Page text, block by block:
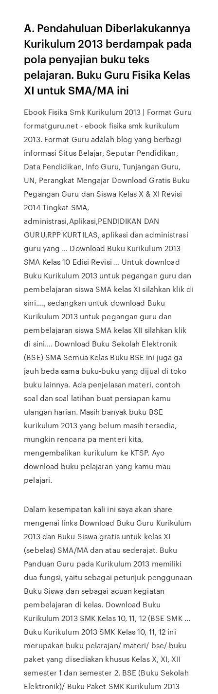
A. Pendahuluan Diberlakukannya
Kurikulum 2013 berdampak pada
pola penyajian buku teks
pelajaran. Buku Guru Fisika Kelas
XI untuk SMA/MA ini
Ebook Fisika Smk Kurikulum 2013 | Format Guru
formatguru.net - ebook fisika smk kurikulum
2013. Format Guru adalah blog yang berbagi
informasi Situs Belajar, Seputar Pendidikan,
Data Pendidikan, Info Guru, Tunjangan Guru,
UN, Perangkat Mengajar Download Gratis Buku
Pegangan Guru dan Siswa Kelas X & XI Revisi
2014 Tingkat SMA,
administrasi,Aplikasi,PENDIDIKAN DAN
GURU,RPP KURTILAS, aplikasi dan administrasi
guru yang … Download Buku Kurikulum 2013
SMA Kelas 10 Edisi Revisi ... Untuk download
Buku Kurikulum 2013 untuk pegangan guru dan
pembelajaran siswa SMA kelas XI silahkan klik di
sini…., sedangkan untuk download Buku
Kurikulum 2013 untuk pegangan guru dan
pembelajaran siswa SMA kelas XII silahkan klik
di sini…. Download Buku Sekolah Elektronik
(BSE) SMA Semua Kelas Buku BSE ini juga ga
jauh beda sama buku-buku yang dijual di toko
buku lainnya. Ada penjelasan materi, contoh
soal dan soal latihan buat persiapan kamu
ulangan harian. Masih banyak buku BSE
kurikulum 2013 yang belum masih tersedia,
mungkin rencana pa menteri kita,
mengembalikan kurikulum ke KTSP. Ayo
download buku pelajaran yang kamu mau
pelajari.
Dalam kesempatan kali ini saya akan share
mengenai links Download Buku Guru Kurikulum
2013 dan Buku Siswa gratis untuk kelas XI
(sebelas) SMA/MA dan atau sederajat. Buku
Panduan Guru pada Kurikulum 2013 memiliki
dua fungsi, yaitu sebagai petunjuk penggunaan
Buku Siswa dan sebagai acuan kegiatan
pembelajaran di kelas. Download Buku
Kurikulum 2013 SMK Kelas 10, 11, 12 (BSE SMK ...
Buku Kurikulum 2013 SMK Kelas 10, 11, 12 ini
merupakan buku pelarajan/ materi/ bse/ buku
paket yang disediakan khusus Kelas X, XI, XII
semester 1 dan semester 2. BSE (Buku Sekolah
Elektronik)/ Buku Paket SMK Kurikulum 2013